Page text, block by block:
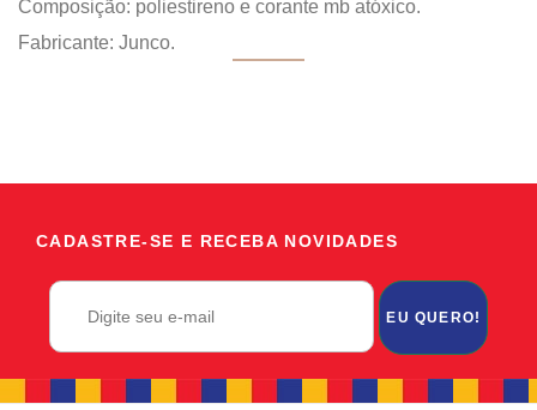
Composição: poliestireno e corante mb atóxico.
Fabricante: Junco.
CADASTRE-SE E RECEBA NOVIDADES
EU QUERO!